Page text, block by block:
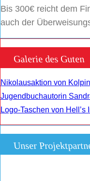
Bis 300€ reicht dem
auch der
Galerie des Guten
Nikolausaktion von
Jugendbuchautorin
Logo-Taschen von Hell’s
Unser